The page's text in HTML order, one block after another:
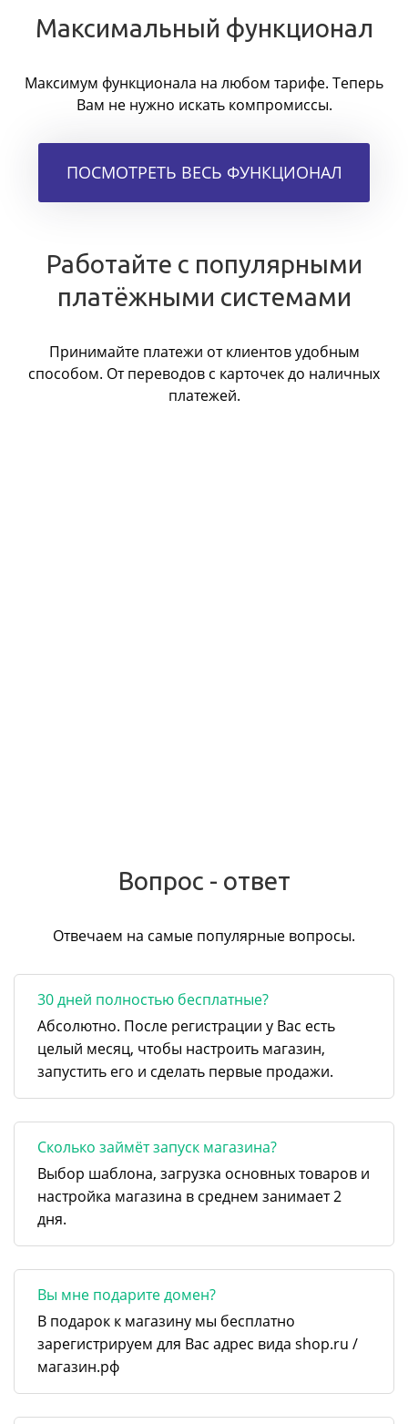
Максимальный функционал
Максимум функционала на любом тарифе. Теперь
Вам не нужно искать компромиссы.
ПОСМОТРЕТЬ ВЕСЬ ФУНКЦИОНАЛ
Работайте с популярными
платёжными системами
Принимайте платежи от клиентов удобным
способом. От переводов с карточек до наличных
платежей.
Вопрос - ответ
Отвечаем на самые популярные вопросы.
30 дней полностью бесплатные?
Абсолютно. После регистрации у Вас есть
целый месяц, чтобы настроить магазин,
запустить его и сделать первые продажи.
Сколько займёт запуск магазина?
Выбор шаблона, загрузка основных товаров и
настройка магазина в среднем занимает 2
дня.
Вы мне подарите домен?
В подарок к магазину мы бесплатно
зарегистрируем для Вас адрес вида shop.ru /
магазин.рф